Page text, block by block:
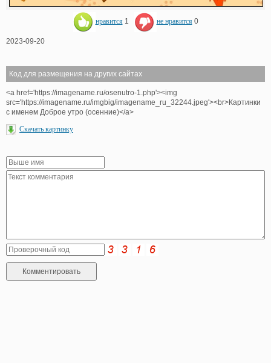
нравится 1 не нравится 0
2023-09-20
Код для размещения на других сайтах
<a href='https://imagename.ru/osenutro-1.php'><img
src='https://imagename.ru/imgbig/imagename_ru_32244.jpeg'><br>Картинки
с именем Доброе утро (осенние)</a>
Скачать картинку